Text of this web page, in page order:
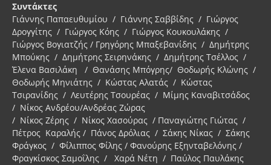
Συντάκτες
Γιάννης Παπαευθυμίου / Γιάννης Σαββίδης / Γιώργος
Δρογγίτης / Γιώργος Κόης / Γιώργος Κουκουλάκης /
Γιώργος Βογιατζής / Γρηγόρης Μπαξεβανίδης / Δημήτρης
Μπούκης / Δημήτρης Σειρηνάκης / Δημήτρης Τσέλλος /
Έλενα Βασιλάκη / Θανάσης Μπόγρης/ Θοδωρής Κλώνης /
Θοδωρής Μηνιάτης / Κώστας Αλατάς / Κώστας
Τσιρανίδης / Λευτέρης Τσουρέας / Μίμης Καναβιτσάδος
/ Νίκος Ανδρέου/Ανδρέας Ζώρας
/ Νίκος Ζέρης / Νίκος Χασούρας / Παναγιώτης Γιώτας /
Πέτρος Καραλής / Πάνος Δρόλιας / Σάκης Νίκας / Σάκης
Φράγκος / Φίλιππος Φίλης / Φανούρης Εξηνταβελόνης /
Φραγκίσκος Σαμοΐλης / Χαρά Νέτη / Παύλος Παυλάκης